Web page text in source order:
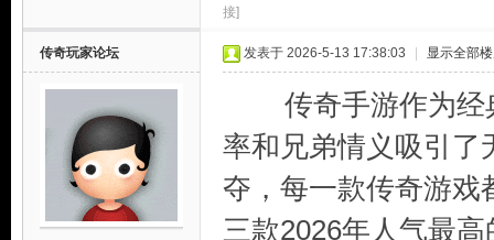
接]
传奇玩家论坛 发表于 2026-5-13 17:38:03 显示全部
传奇手游作为经典
率和兄弟情义吸引了
夺，每一款传奇游戏
三款2026年人气最